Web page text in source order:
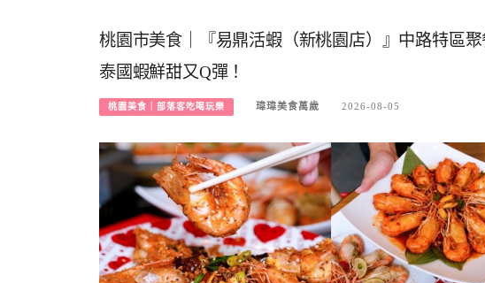
桃園市美食｜『易鼎活蝦（新桃園店）』中路特區
泰國蝦鮮甜又Q彈！
桃園美食｜部落客吃喝玩樂 瑋瑋美食萬歲 2026-08-05